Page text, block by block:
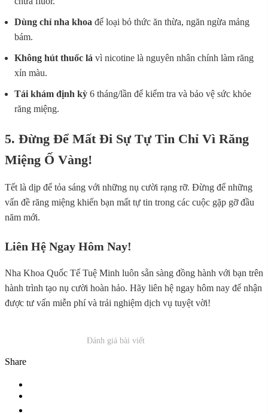
Dùng chỉ nha khoa để loại bỏ thức ăn thừa, ngăn ngừa mảng
bám.
Không hút thuốc lá vì nicotine là nguyên nhân chính làm răng
xỉn màu.
Tái khám định kỳ 6 tháng/lần để kiểm tra và bảo vệ sức khỏe
răng miệng.
5. Đừng Để Mất Đi Sự Tự Tin Chỉ Vì Răng
Miệng Ố Vàng!
Tết là dịp để tỏa sáng với những nụ cười rạng rỡ. Đừng để những
vấn đề răng miệng khiến bạn mất tự tin trong các cuộc gặp gỡ đầu
năm mới.
Liên Hệ Ngay Hôm Nay!
Nha Khoa Quốc Tế Tuệ Minh luôn sẵn sàng đồng hành với bạn trên
hành trình tạo nụ cười hoàn hảo. Hãy liên hệ ngay hôm nay để nhận
được tư vấn miễn phí và trải nghiệm dịch vụ tuyệt vời!
Đánh giá bài viết
Share